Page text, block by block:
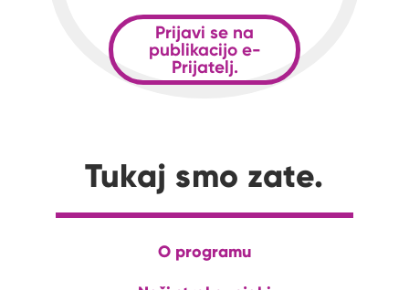
Prijavi se na
publikacijo e-
Prijatelj.
Tukaj smo zate.
O programu